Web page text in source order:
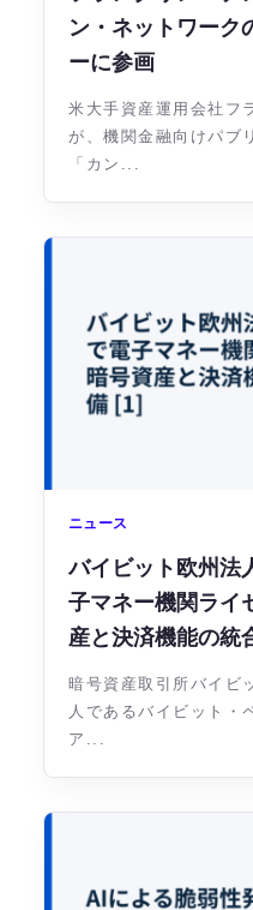
ン・ネットワーク
ーに参画
米大手資産運用会社フ
が、機関金融向けパブ
「カン...
ニュース
バイビット欧州法
子マネー機関ラ
産と決済機能の統
暗号資産取引所バイビ
人であるバイビット・
ア...